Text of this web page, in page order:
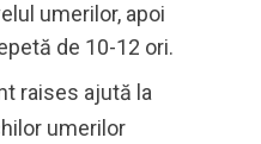
umerilor, apoi
de 10-12 ori.
raises ajută la
umerilor